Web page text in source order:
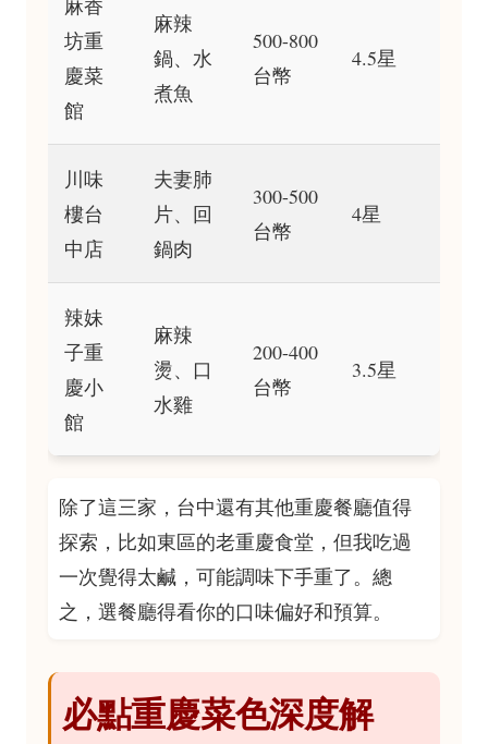
麻香
坊重
慶菜
館
麻辣
鍋、水
煮魚
500-800
台幣
4.5星
川味
樓台
中店
夫妻肺
片、回
鍋肉
300-500
台幣
4星
辣妹
子重
慶小
館
麻辣
燙、口
水雞
200-400
台幣
3.5星
除了這三家，台中還有其他重慶餐廳值得
探索，比如東區的老重慶食堂，但我吃過
一次覺得太鹹，可能調味下手重了。總
之，選餐廳得看你的口味偏好和預算。
必點重慶菜色深度解